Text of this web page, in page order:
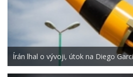
Írán lhal o vývoji, útok na Diego